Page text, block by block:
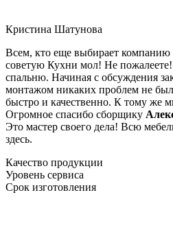
Кристина Шатунова
Всем, кто еще выбирает компанию
советую Кухни мол! Не
спальню. Начиная с обсуждения
монтажом никаких проблем не
быстро и качественно. К тому же
Огромное спасибо сборщику
Это мастер своего дела! Всю
здесь.
Качество продукции
Уровень сервиса
Срок изготовления